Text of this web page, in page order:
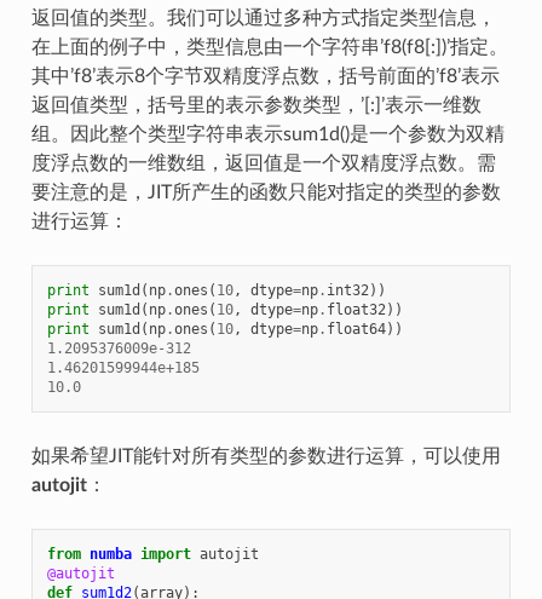
返回值的类型。我们可以通过多种方式指定类型信息，
在上面的例子中，类型信息由一个字符串’f8(f8[:])’指定。
其中’f8’表示8个字节双精度浮点数，括号前面的’f8’表示
返回值类型，括号里的表示参数类型，’[:]’表示一维数
组。因此整个类型字符串表示sum1d()是一个参数为双精
度浮点数的一维数组，返回值是一个双精度浮点数。需
要注意的是，JIT所产生的函数只能对指定的类型的参数
进行运算：
print sum1d ( np.ones ( 10, dtype=np. int32 ))
print
sum1d ( np.ones ( 10, dtype=np. float32 ))
print
sum1d ( np.ones ( 10, dtype=np. float64))
1.2095376009e-312
1.46201599944e+185
10.0
如果希望JIT能针对所有类型的参数进行运算，可以使用
autojit：
from numba import autojit
@autojit
def sum1d2(array):